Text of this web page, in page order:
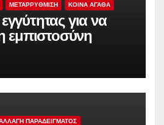
ΜΕΤΑΡΡΥΘΜΙΣΗ ΚΟΙΝΑ ΑΓΑΘΑ
για να
εμπιστοσύνη
ΠΑΡΑΔΕΙΓΜΑΤΟΣ